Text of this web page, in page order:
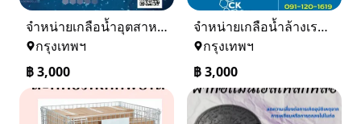
จำหน่ายเกลือน้ำอุตสาหกรรม เกลือน้ำล้างเรซิ่น
กรุงเทพฯ
฿3,000
จำหน่ายเกลือน้ำล้างเรซิ่น จำหน่ายเกลือน้ำอุตสาหกรรม
กรุงเทพฯ
฿3,000